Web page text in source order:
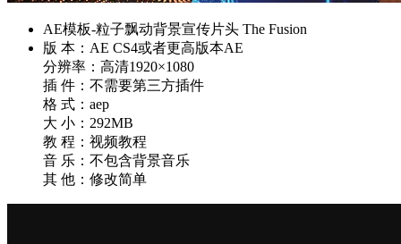
AE模板-粒子飘动背景宣传片头 The Fusion
版 本：AE CS4或者更高版本AE
分辨率：高清1920×1080
插 件：不需要第三方插件
格 式：aep
大 小：292MB
教 程：视频教程
音 乐：不包含背景音乐
其 他：修改简单